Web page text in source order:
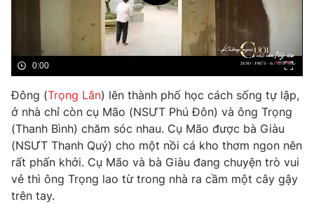
Nhân vật
Khán giả
Giải sao mai
Điện ảnh
Âm nhạc
Sao
Đời sống
Làm đẹp
Chất lượng cuộc sống
Giáo dục
Tuyển sinh
Học trực tuyến
Công nghệ
Hitech Công nghệ tương lai
Sản phẩm
Giao lưu trực tuyến
0:00
Đông (Trọng Lân) lên thành phố học cách sống tự lập,
ở nhà chỉ còn cụ Mão (NSƯT Phú Đôn) và ông Trọng
(Thanh Bình) chăm sóc nhau. Cụ Mão được bà Giàu
(NSƯT Thanh Quý) cho một nồi cá kho thơm ngon nên
rất phấn khởi. Cụ Mão và bà Giàu đang chuyện trò vui
vẻ thì ông Trọng lao từ trong nhà ra cầm một cây gậy
trên tay.